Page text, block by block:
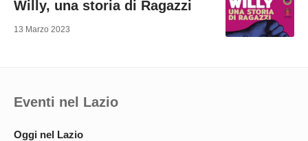
Willy, una storia di Ragazzi
13 Marzo 2023
Eventi nel Lazio
Oggi nel Lazio